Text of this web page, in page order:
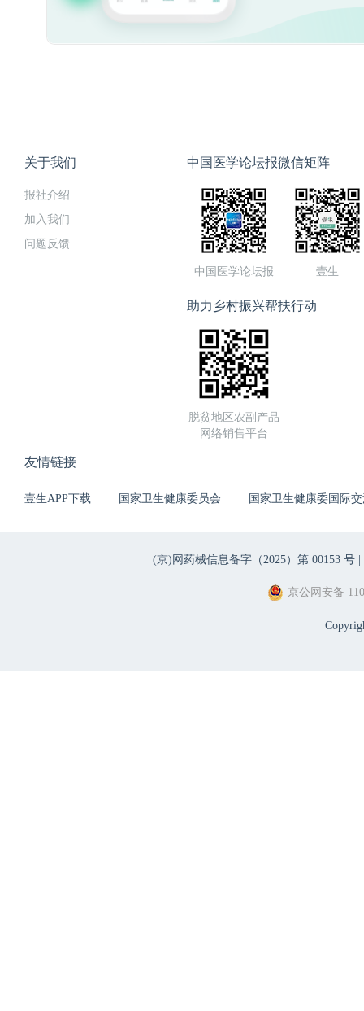
关于我们
报社介绍
加入我们
问题反馈
中国医学论坛报微信矩阵
中国医学论坛报 壹生
助力乡村振兴帮扶行动
脱贫地区农副产品
网络销售平台
友情链接
壹生APP下载 国家卫生健康委员会 国家卫生健康委国际
(京)网药械信息备字（2025）第 00153 号 |
京公网安备